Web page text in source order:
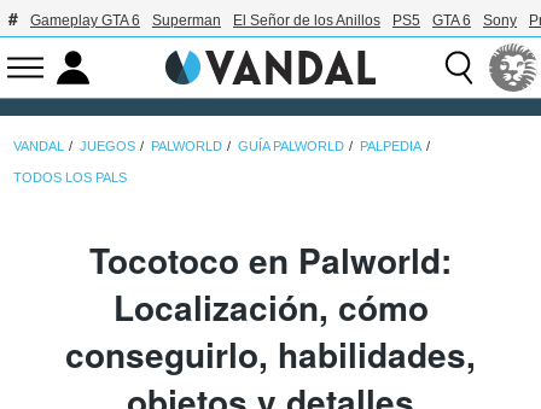
Gameplay GTA 6 Superman El Señor de los Anillos PS5 GTA 6 Sony
VANDAL JUEGOS PALWORLD GUÍA PALWORLD PALPEDIA
TODOS LOS PALS
Tocotoco en Palworld:
Localización, cómo
conseguirlo, habilidades,